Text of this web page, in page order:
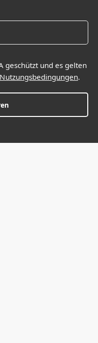
geschützt und es gelten
Nutzungsbedingungen.